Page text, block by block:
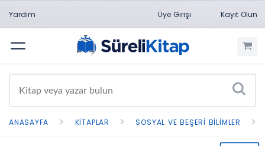
Yardım Üye Girişi Kayıt Olun
Menü
ANASAYFA KITAPLAR SOSYAL VE BEŞERI BILIMLER